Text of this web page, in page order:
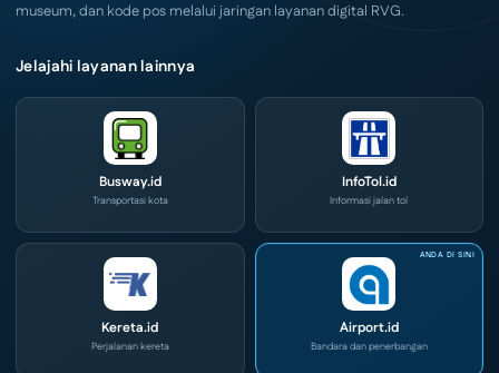
museum, dan kode pos melalui jaringan layanan digital RVG.
Jelajahi layanan lainnya
Busway.id
Transportasi kota
InfoTol.id
Informasi jalan tol
Kereta.id
Perjalanan kereta
Airport.id
Bandara dan penerbangan